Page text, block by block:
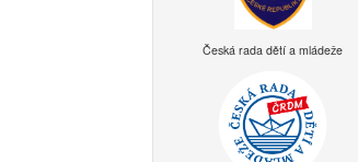
Česká rada dětí a mládeže